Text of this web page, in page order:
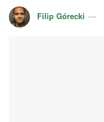
Filip Górecki